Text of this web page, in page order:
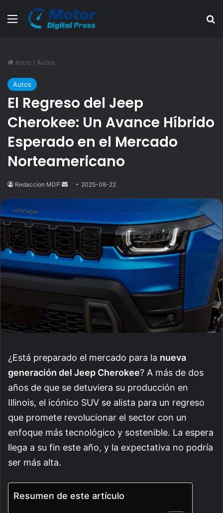
Menú
Inicio / Autos
Autos
El Regreso del Jeep
Cherokee: Un Avance Híbrido
Esperado en el Mercado
Norteamericano
Redaccion MDP
Send2025-08-22
¿Está preparado el mercado para la nueva
generación del Jeep Cherokee? A más de dos
años de que se detuviera su producción en
Illinois, el icónico SUV se alista para un regreso
que promete revolucionar el sector con un
enfoque más tecnológico y sostenible. La espera
llega a su fin este año, y la expectativa no podría
ser más alta.
Resumen de este artículo